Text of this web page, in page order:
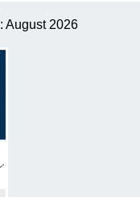
August 2026